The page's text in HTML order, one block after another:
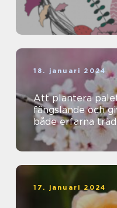
18. januari 2024
Att plantera
fängslande och
både erfarna
nybörjare
17. januari 2024